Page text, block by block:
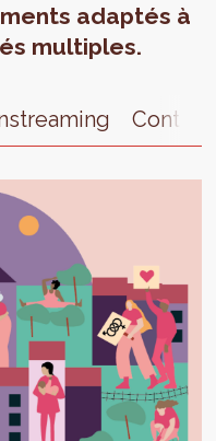
adaptés à
multiples.
Contact